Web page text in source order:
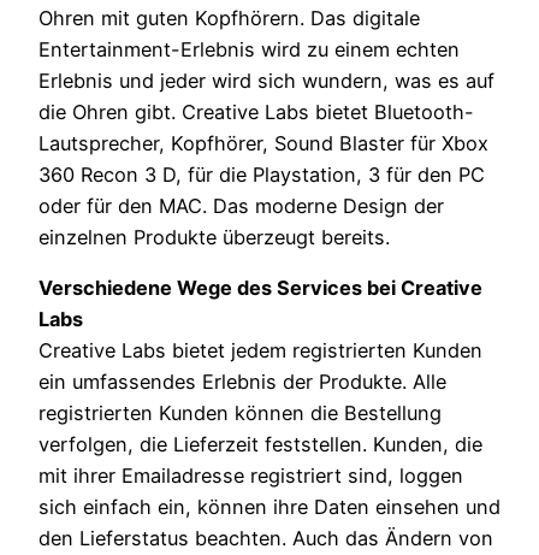
Ohren mit guten Kopfhörern. Das digitale
Entertainment-Erlebnis wird zu einem echten
Erlebnis und jeder wird sich wundern, was es auf
die Ohren gibt. Creative Labs bietet Bluetooth-
Lautsprecher, Kopfhörer, Sound Blaster für Xbox
360 Recon 3 D, für die Playstation, 3 für den PC
oder für den MAC. Das moderne Design der
einzelnen Produkte überzeugt bereits.
Verschiedene Wege des Services bei Creative
Labs
Creative Labs bietet jedem registrierten Kunden
ein umfassendes Erlebnis der Produkte. Alle
registrierten Kunden können die Bestellung
verfolgen, die Lieferzeit feststellen. Kunden, die
mit ihrer Emailadresse registriert sind, loggen
sich einfach ein, können ihre Daten einsehen und
den Lieferstatus beachten. Auch das Ändern von